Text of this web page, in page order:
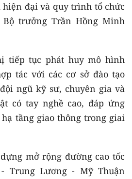
hiện đại và quy trình tổ chức
trưởng Trần Hồng Minh
tiếp tục phát huy mô hình
tác với các cơ sở đào tạo
ngũ kỹ sư, chuyên gia và
có tay nghề cao, đáp ứng
tầng giao thông trong giai
mở rộng đường cao tốc
Trung Lương - Mỹ Thuận